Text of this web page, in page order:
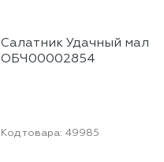
Салатник Удачный мал
ОБЧ00002854
Код товара: 49985